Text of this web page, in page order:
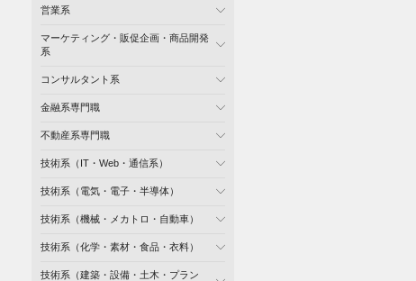
営業系
マーケティング・販促企画・商品開発
系
コンサルタント系
金融系専門職
不動産系専門職
技術系（IT・Web・通信系）
技術系（電気・電子・半導体）
技術系（機械・メカトロ・自動車）
技術系（化学・素材・食品・衣料）
技術系（建築・設備・土木・プラン